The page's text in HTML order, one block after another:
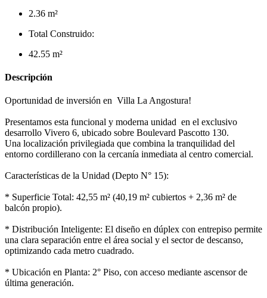
2.36 m²
Total Construido:
42.55 m²
Descripción
Oportunidad de inversión en Villa La Angostura!
Presentamos esta funcional y moderna unidad en el exclusivo
desarrollo Vivero 6, ubicado sobre Boulevard Pascotto 130.
Una localización privilegiada que combina la tranquilidad del
entorno cordillerano con la cercanía inmediata al centro comercial.
Características de la Unidad (Depto N° 15):
* Superficie Total: 42,55 m² (40,19 m² cubiertos + 2,36 m² de
balcón propio).
* Distribución Inteligente: El diseño en dúplex con entrepiso permite
una clara separación entre el área social y el sector de descanso,
optimizando cada metro cuadrado.
* Ubicación en Planta: 2° Piso, con acceso mediante ascensor de
última generación.